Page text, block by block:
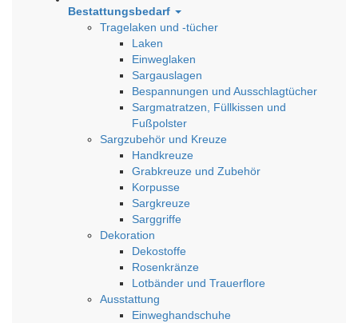
Bestattungsbedarf
Tragelaken und -tücher
Laken
Einweglaken
Sargauslagen
Bespannungen und Ausschlagtücher
Sargmatratzen, Füllkissen und
Fußpolster
Sargzubehör und Kreuze
Handkreuze
Grabkreuze und Zubehör
Korpusse
Sargkreuze
Sarggriffe
Dekoration
Dekostoffe
Rosenkränze
Lotbänder und Trauerflore
Ausstattung
Einweghandschuhe